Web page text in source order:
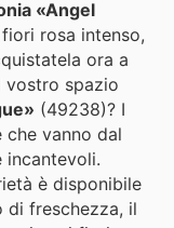
«Angel
rosa intenso,
ora a
vostro spazio
(49238)? I
vanno dal
incantevoli.
è disponibile
di freschezza, il